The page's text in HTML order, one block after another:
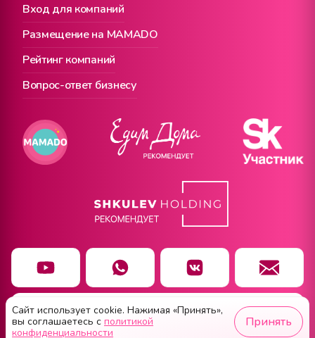
Вход для компаний
Размещение на MAMADO
Рейтинг компаний
Вопрос-ответ бизнесу
Чат заботы
Сайт использует cookie. Нажимая «Принять»,
вы соглашаетесь с политикой
конфиденциальности
Принять